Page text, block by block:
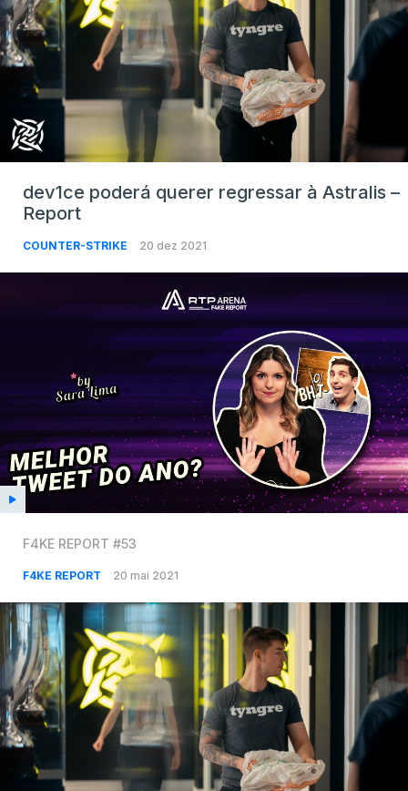
dev1ce poderá querer regressar à Astralis –
Report
COUNTER-STRIKE 20 dez 2021
F4KE REPORT #53
F4KE REPORT 20 mai 2021